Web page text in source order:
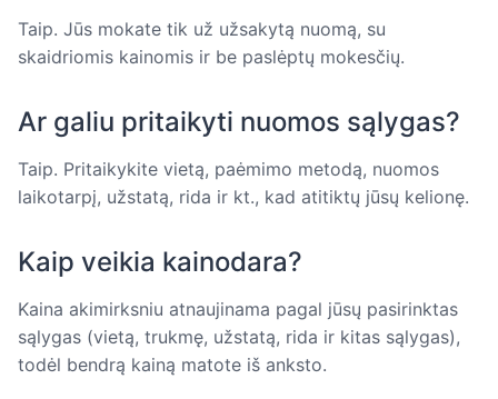
Taip. Jūs mokate tik už užsakytą nuomą, su
skaidriomis kainomis ir be paslėptų mokesčių.
Ar galiu pritaikyti nuomos sąlygas?
Taip. Pritaikykite vietą, paėmimo metodą, nuomos
laikotarpį, užstatą, rida ir kt., kad atitiktų jūsų kelionę.
Kaip veikia kainodara?
Kaina akimirksniu atnaujinama pagal jūsų pasirinktas
sąlygas (vietą, trukmę, užstatą, rida ir kitas sąlygas),
todėl bendrą kainą matote iš anksto.